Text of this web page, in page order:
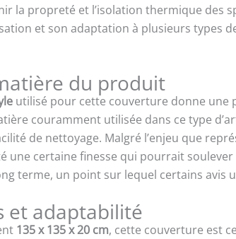
la propreté et l’isolation thermique des
et son adaptation à plusieurs types
du produit
utilisé pour cette couverture donne une
couramment utilisée dans ce type
de nettoyage. Malgré l’enjeu que
une certaine finesse qui pourrait
terme, un point sur lequel certains avis
et adaptabilité
135 x 135 x 20 cm, cette couverture est